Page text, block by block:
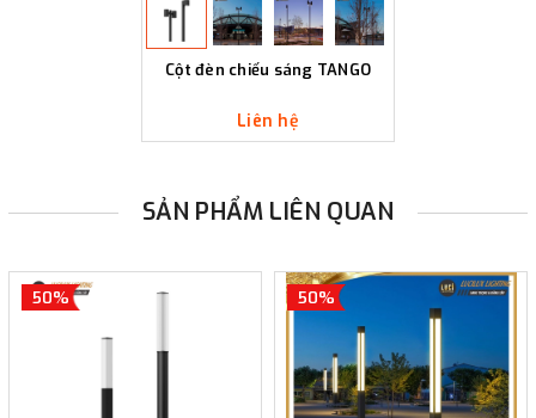
Cột đèn chiếu sáng TANGO
Liên hệ
SẢN PHẨM LIÊN QUAN
50% 50%